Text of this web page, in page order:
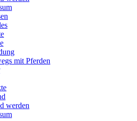
mit Pferden
werden